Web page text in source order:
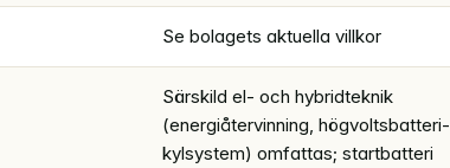
Se bolagets aktuella villkor
Särskild el- och hybridteknik
(energiåtervinning, högvoltsbatteri-
kylsystem) omfattas; startbatteri